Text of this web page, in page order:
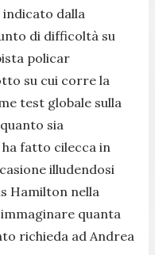
indicato dalla
di difficoltà su
policar
su cui corre la
test globale sulla
sia
fatto cilecca in
illudendosi
Hamilton nella
quanta
richieda ad Andrea